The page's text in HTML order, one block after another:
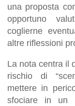
una proposta
opportuno
coglierne
altre riflessioni
La nota centra il
rischio di
mettere in
sfociare in un